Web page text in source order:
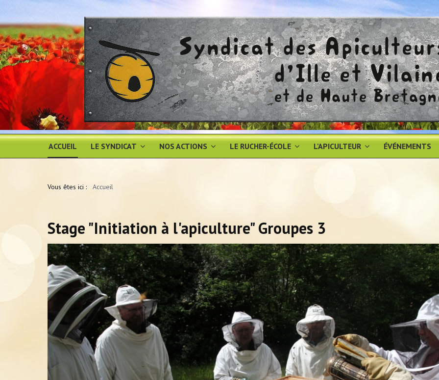
ACCUEIL LE SYNDICAT NOS ACTIONS LE RUCHER-ÉCOLE L'APICULTEUR ÉVÉNEMENTS
Vous êtes ici : Accueil
Stage "Initiation à l'apiculture" Groupes 3